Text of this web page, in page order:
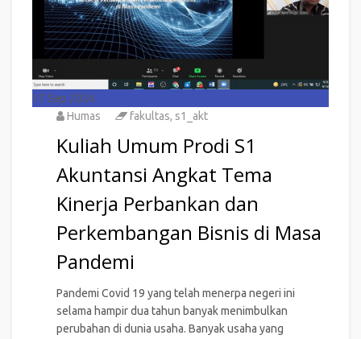
17 Sep 2026
Humas
fakultas, s1_akt
Kuliah Umum Prodi S1
Akuntansi Angkat Tema
Kinerja Perbankan dan
Perkembangan Bisnis di Masa
Pandemi
Pandemi Covid 19 yang telah menerpa negeri ini
selama hampir dua tahun banyak menimbulkan
perubahan di dunia usaha. Banyak usaha yang